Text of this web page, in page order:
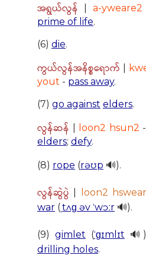
အရွယ်လွန် a-
prime of life.
(6) die.
ကွယ်လွန်အနိစ္စရောက်
yout - pass away.
(7) go against elders.
လွန်ဆန် loon2 hsun2
elders; defy.
(8) rope (rəʊp 🔊).
လွန်ဆွဲပွဲ loon2
war (ˌtʌɡ əv ˈwɔːr 🔊).
(9) gimlet (ˈɡɪmlɪt
drilling holes.